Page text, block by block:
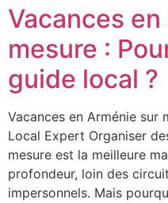
Vacances
mesure :
guide local ?
Vacances en Arménie sur
Local Expert Organiser
mesure est la meilleure
profondeur, loin des
impersonnels. Mais